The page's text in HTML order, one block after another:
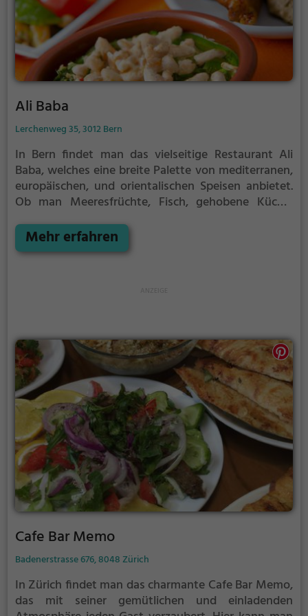
Ali Baba
Lerchenweg 35, 3012 Bern
In Bern findet man das vielseitige Restaurant Ali
Baba, welches eine breite Palette von mediterranen,
europäischen, und orientalischen Speisen anbietet.
Ob man Meeresfrüchte, Fisch, gehobene Küche,
fündig. Auch biologische, halal und vegane Gerichte
stehen auf der Speisekarte. Dazu kann man aus einer
Mehr erfahren
Cafe Bar Memo
Badenerstrasse 676, 8048 Zürich
In Zürich findet man das charmante Cafe Bar Memo,
das mit seiner gemütlichen und einladenden